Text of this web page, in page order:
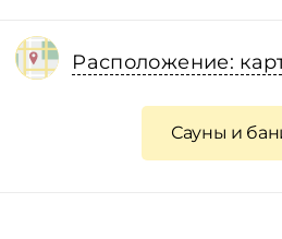
Расположение:
Сауны и